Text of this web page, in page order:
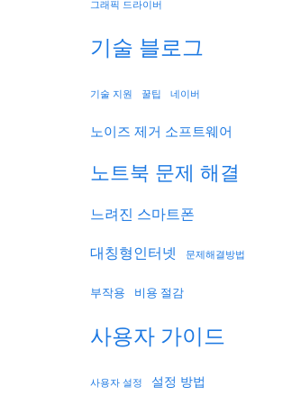
그래픽 드라이버
기술 블로그
기술 지원 꿀팁 네이버
노이즈 제거 소프트웨어
노트북 문제 해결
느려진 스마트폰
대칭형인터넷
문제해결방법
부작용 비용 절감
사용자 가이드
사용자 설정 설정 방법